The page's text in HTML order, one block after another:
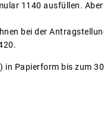
1140 ausfüllen.
bei der
Papierform bis zum